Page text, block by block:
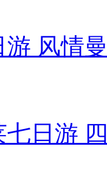
游 风情
七日游